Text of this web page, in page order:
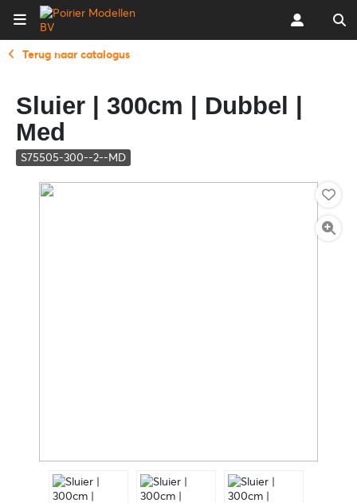
Terug naar catalogus
Sluier | 300cm | Dubbel |
Med
S75505-300--2--MD